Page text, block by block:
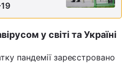
у світі та Україні
пандемії зареєстровано